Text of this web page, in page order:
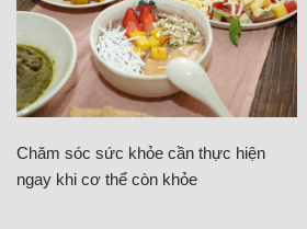
Chăm sóc sức khỏe cần thực hiện
ngay khi cơ thể còn khỏe